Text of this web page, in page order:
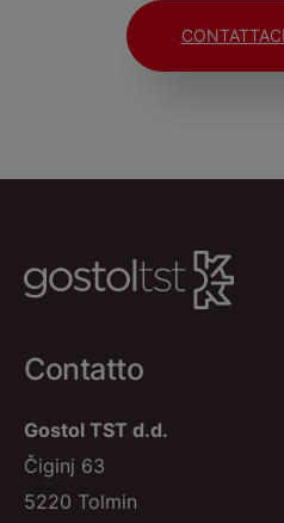
CONTATTACI
Contatto
Gostol TST d.d.
Čiginj 63
5220 Tolmin